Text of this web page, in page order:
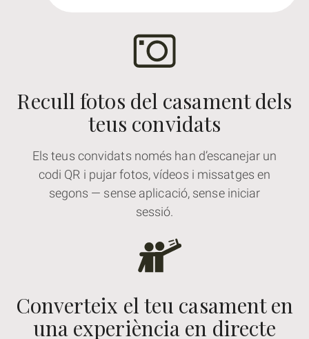
Recull fotos del casament dels
teus convidats
Els teus convidats només han d’escanejar un
codi QR i pujar fotos, vídeos i missatges en
segons — sense aplicació, sense iniciar
sessió.
Converteix el teu casament en
una experiència en directe